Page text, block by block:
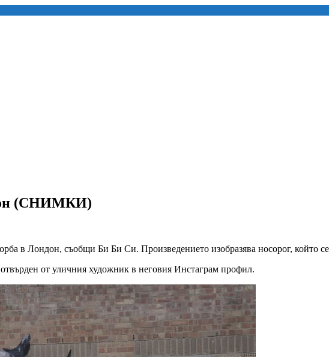
(СНИМКИ)
в Лондон, съобщи Би Би Си. Произведението изобразява носорог, който
от уличния художник в неговия Инстаграм профил.